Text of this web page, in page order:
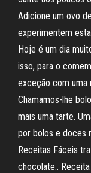
Adicione um ovo
experimentem
Hoje é um dia
isso, para o
exceção com uma
Chamamos-lhe
mais uma tarte.
por bolos e doces
Receitas Fáceis
chocolate..